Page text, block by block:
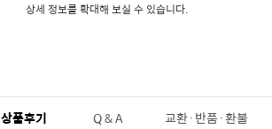
상세 정보를 확대해 보실 수 있습니다.
상품후기 Q & A 교환·반품·환불